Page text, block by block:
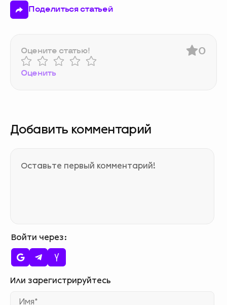
Поделиться статьей
Оцените статью!
Оценить
0
Добавить комментарий
Войти через